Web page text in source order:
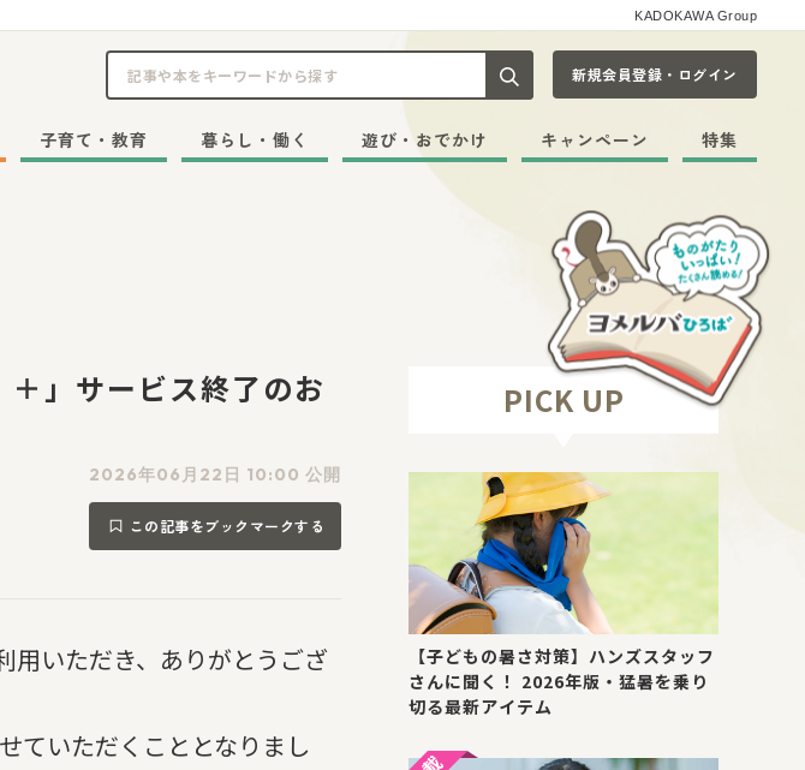
KADOKAWA Group
記事や本をキーワードから探す
新規会員登録・ログイン
子育て・教育 暮らし・働く 遊び・おでかけ キャンペーン 特集
」サービス終了のお
2026年06月22日 10:00 公開
この記事をブックマークする
用いただき、ありがとうござ
ていただくこととなりまし
PICK UP
【子どもの暑さ対策】ハンズスタッフ
さんに聞く！ 2026年版・猛暑を乗り
切る最新アイテム